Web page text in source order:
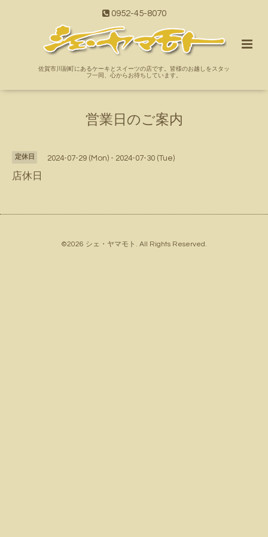
0952-45-8070
佐賀市川副町にあるケーキとスイーツの店です。皆様のお越しをスタッ
フ一同、心からお待ちしています。
営業日のご案内
定休日 2024-07-29 (Mon) - 2024-07-30 (Tue)
店休日
©2026 シェ・ヤマモト . All Rights Reserved.